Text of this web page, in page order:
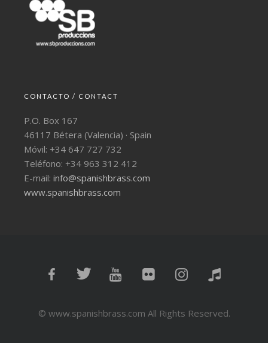
CONTACTO / CONTACT
P.O. Box 167
46117 Bétera (Valencia) · Spain
Móvil: +34 647 727 732
Teléfono: +34 963 312 412
E-mail: info@spanishbrass.com
www.spanishbrass.com
© www.spanishbrass.com All Rights Reserved.